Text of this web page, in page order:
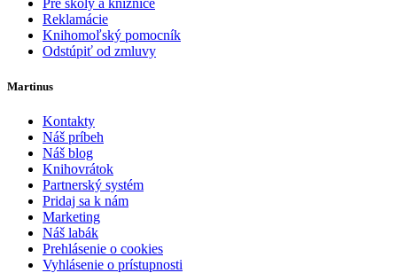
Pre školy a knižnice
Reklamácie
Knihomoľský pomocník
Odstúpiť od zmluvy
Martinus
Kontakty
Náš príbeh
Náš blog
Knihovrátok
Partnerský systém
Pridaj sa k nám
Marketing
Náš labák
Prehlásenie o cookies
Vyhlásenie o prístupnosti